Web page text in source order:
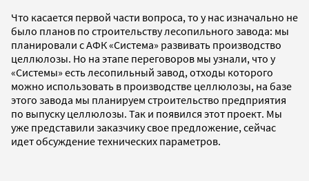
Что касается первой части вопроса, то у нас изначально не
было планов по строительству лесопильного завода: мы
планировали с АФК «Система» развивать производство
целлюлозы. Но на этапе переговоров мы узнали, что у
«Системы» есть лесопильный завод, отходы которого
можно использовать в производстве целлюлозы, на базе
этого завода мы планируем строительство предприятия
по выпуску целлюлозы. Так и появился этот проект. Мы
уже представили заказчику свое предложение, сейчас
идет обсуждение технических параметров.